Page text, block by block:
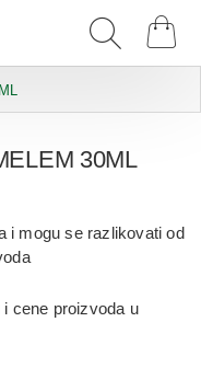
30ML
i mogu se razlikovati od
cene proizvoda u